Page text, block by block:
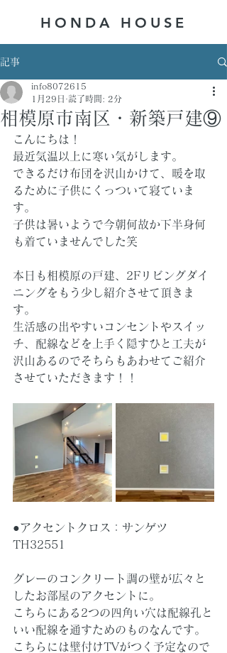
HONDA ​HOUSE
記事
相模原市南区・新築戸建⑨
info8072615
1月29日
読了時間: 2分
こんにちは！
最近気温以上に寒い気がします。
できるだけ布団を沢山かけて、暖を取
るために子供にくっついて寝ていま
す。
子供は暑いようで今朝何故か下半身何
も着ていませんでした笑
本日も相模原の戸建、2Fリビングダイ
ニングをもう少し紹介させて頂きま
す。
生活感の出やすいコンセントやスイッ
チ、配線などを上手く隠すひと工夫が
沢山あるのでそちらもあわせてご紹介
させていただきます！！
●アクセントクロス：サンゲツ
TH32551
グレーのコンクリート調の壁が広々と
したお部屋のアクセントに。
こちらにある2つの四角い穴は配線孔と
いい配線を通すためのものなんです。
こちらには壁付けTVがつく予定なので